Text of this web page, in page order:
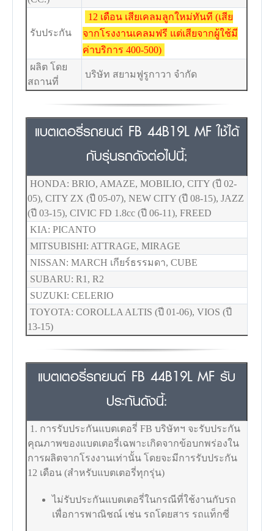
รับประกัน
12 เดือน เสียเคลมลูกใหม่ทันที (เสีย
จากโรงงานเคลมฟรี แต่เสียจากผู้ใช้มี
ค่าบริการ 400-500)
ผลิต โดย
สถานที่
บริษัท สยามฟูรูกาวา จำกัด
แบตเตอรี่รถยนต์ FB 44B19L MF ใช้ได้
กับรุ่นรถดังต่อไปนี้;
HONDA: BRIO, AMAZE, MOBILIO, CITY (ปี 02-
05), CITY ZX (ปี 05-07), NEW CITY (ปี 08-15), JAZZ
(ปี 03-15), CIVIC FD 1.8cc (ปี 06-11), FREED
KIA: PICANTO
MITSUBISHI: ATTRAGE, MIRAGE
NISSAN: MARCH เกียร์ธรรมดา, CUBE
SUBARU: R1, R2
SUZUKI: CELERIO
TOYOTA: COROLLA ALTIS (ปี 01-06), VIOS (ปี
13-15)
แบตเตอรี่รถยนต์ FB 44B19L MF รับ
ประกันดังนี้:
1. การรับประกันแบตเตอรี่ FB บริษัทฯ จะรับประกัน
คุณภาพของแบตเตอรี่เฉพาะเกิดจากข้อบกพร่องใน
การผลิตจากโรงงานเท่านั้น โดยจะมีการรับประกัน
12 เดือน (สำหรับแบตเตอรี่ทุกรุ่น)
ไม่รับประกันแบตเตอรี่ในกรณีที่ใช้งานกับรถ
เพื่อการพาณิชณ์ เช่น รถโดยสาร รถแท็กซี่